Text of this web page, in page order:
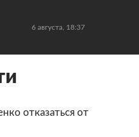
6 августа, 18:37
отказаться от